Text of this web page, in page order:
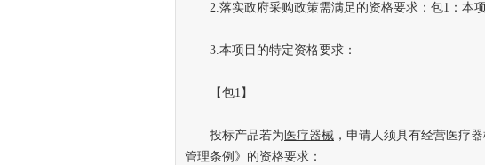
2.落实政府采购政策需满足的资格要求：包1：本
3.本项目的特定资格要求：
【包1】
投标产品若为 医疗器械 ，申请人须具有经营医疗
管理条例》的资格要求：